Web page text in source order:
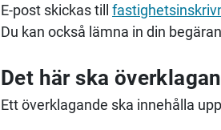
E-post skickas till
Du kan också lämna in din
Det här ska
Ett överklagande ska innehålla